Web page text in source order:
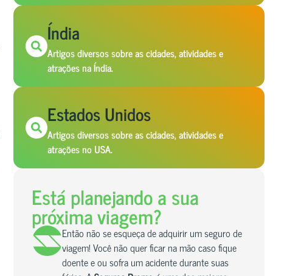
Índia
Artigos diversos sobre as cidades, atividades e
atrações na Índia.
Estados Unidos
Artigos diversos sobre as cidades, atividades e
atrações no USA.
Está planejando a sua
próxima viagem?
Então não se esqueça de adquirir um seguro de
viagem! Você não quer ficar na mão caso fique
doente e ou sofra um acidente durante suas